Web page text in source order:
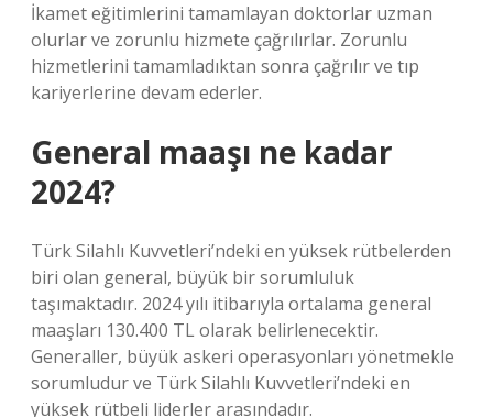
İkamet eğitimlerini tamamlayan doktorlar uzman
olurlar ve zorunlu hizmete çağrılırlar. Zorunlu
hizmetlerini tamamladıktan sonra çağrılır ve tıp
kariyerlerine devam ederler.
General maaşı ne kadar
2024?
Türk Silahlı Kuvvetleri’ndeki en yüksek rütbelerden
biri olan general, büyük bir sorumluluk
taşımaktadır. 2024 yılı itibarıyla ortalama general
maaşları 130.400 TL olarak belirlenecektir.
Generaller, büyük askeri operasyonları yönetmekle
sorumludur ve Türk Silahlı Kuvvetleri’ndeki en
yüksek rütbeli liderler arasındadır.